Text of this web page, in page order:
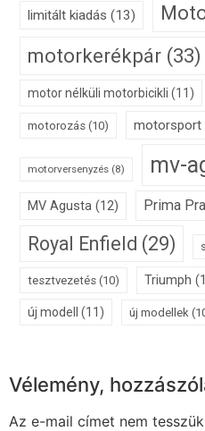
limitált kiadás (13)
motorkerékpár (33)
motor nélküli motorbicikli (11)
motorozás (10) motorsport
motorversenyzés (8) mv-
MV Agusta (12) Prima
Royal Enfield (29)
tesztvezetés (10) Triumph
új modell (11) új modellek
Vélemény,
Az e-mail címet nem